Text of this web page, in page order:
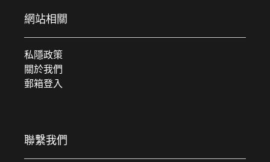
網站相關
私隱政策
關於我們
郵箱登入
聯繫我們